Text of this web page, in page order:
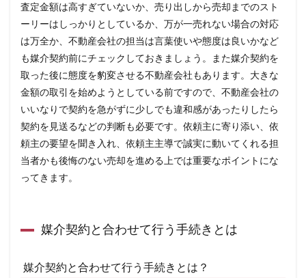
査定金額は高すぎていないか、売り出しから売却までのスト
ーリーはしっかりとしているか、万が一売れない場合の対応
は万全か、不動産会社の担当は言葉使いや態度は良いかなど
も媒介契約前にチェックしておきましょう。また媒介契約を
取った後に態度を豹変させる不動産会社もあります。大きな
金額の取引を始めようとしている前ですので、不動産会社の
いいなりで契約を急がずに少しでも違和感があったりしたら
契約を見送るなどの判断も必要です。依頼主に寄り添い、依
頼主の要望を聞き入れ、依頼主主導で誠実に動いてくれる担
当者かも後悔のない売却を進める上では重要なポイントにな
ってきます。
媒介契約と合わせて行う手続きとは
媒介契約と合わせて行う手続きとは？